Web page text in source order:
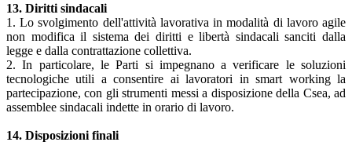
13. Diritti sindacali
1. Lo svolgimento dell'attività lavorativa in modalità di lavoro agile
non modifica il sistema dei diritti e libertà sindacali sanciti dalla
legge e dalla contrattazione collettiva.
2. In particolare, le Parti si impegnano a verificare le soluzioni
tecnologiche utili a consentire ai lavoratori in smart working la
partecipazione, con gli strumenti messi a disposizione della Csea, ad
assemblee sindacali indette in orario di lavoro.
14. Disposizioni finali